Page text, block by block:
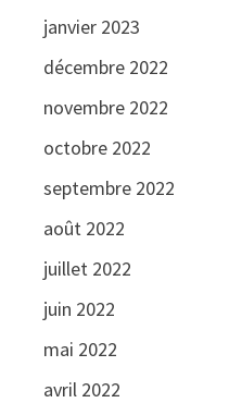
janvier 2023
décembre 2022
novembre 2022
octobre 2022
septembre 2022
août 2022
juillet 2022
juin 2022
mai 2022
avril 2022